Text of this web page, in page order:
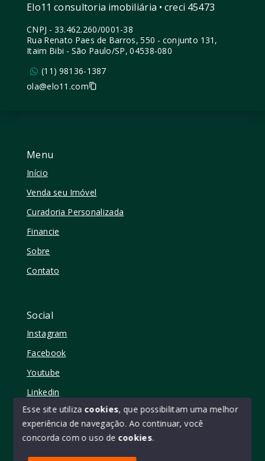
Menu
Início
Venda seu Imóvel
Curadoria Personalizada
Financie
Sobre
Contato
Social
Instagram
Facebook
Youtube
Linkedin
© Copyright 2026 - Elo11 consultoria imobiliária • creci
Elo11 consultoria imobiliária • creci 45473
CNPJ - 33.462.260/0001-38
Rua Renato Paes de Barros, 550 - conjunto 131,
Itaim Bibi - São Paulo/SP, 04538-080
(11) 98136-1387
ola@elo11.com
Esse site utiliza cookies, que possibilitam uma melhor
experiência de navegação. Ao continuar, você
concorda com o uso de cookies.